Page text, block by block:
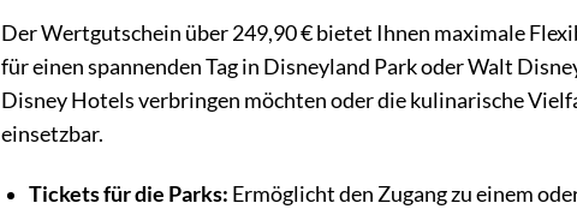
Der Wertgutschein über 249,90 € bietet Ihnen maximale
für einen spannenden Tag in Disneyland Park oder Walt
Disney Hotels verbringen möchten oder die kulinarische
einsetzbar.
Tickets für die Parks: Ermöglicht den Zugang zu einem